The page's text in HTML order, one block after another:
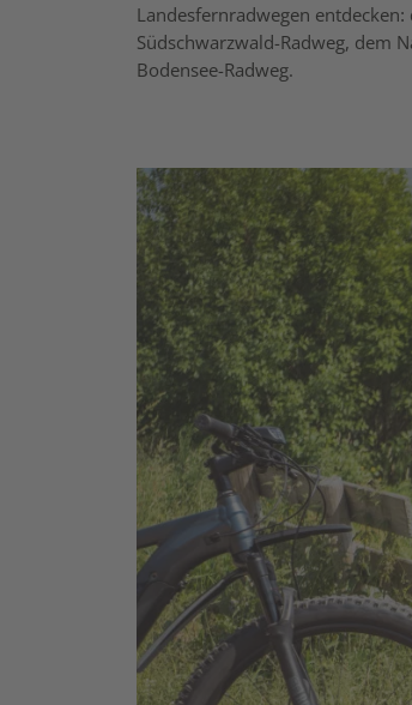
Landesfernradwegen
Südschwarzwald-Radweg, dem
Bodensee-Radweg.